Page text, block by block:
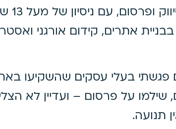
בהתמחות
בבניית אתרים, קידום אורגני
פגשתי בעלי עסקים שהשקיעו
שילמו על פרסום – ועדיין לא
תנועה.